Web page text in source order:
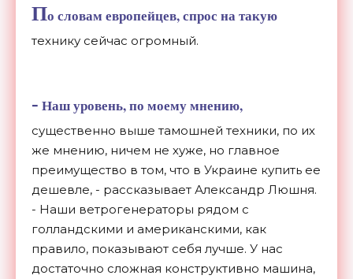
По словам европейцев, спрос на такую
технику сейчас огромный.
- Наш уровень, по моему мнению,
существенно выше тамошней техники, по их
же мнению, ничем не хуже, но главное
преимущество в том, что в Украине купить ее
дешевле, - рассказывает Александр Люшня.
- Наши ветрогенераторы рядом с
голландскими и американскими, как
правило, показывают себя лучше. У нас
достаточно сложная конструктивно машина,